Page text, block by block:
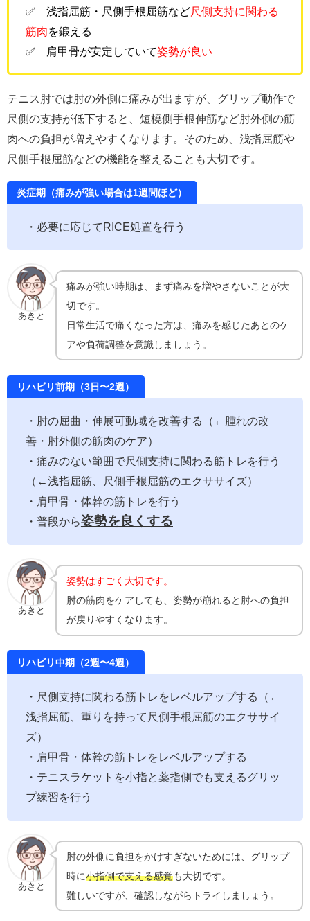
✅ 浅指屈筋・尺側手根屈筋など尺側支持に関わる
筋肉を鍛える
✅ 肩甲骨が安定していて姿勢が良い
テニス肘では肘の外側に痛みが出ますが、グリップ動作で
尺側の支持が低下すると、短橈側手根伸筋など肘外側の筋
肉への負担が増えやすくなります。そのため、浅指屈筋や
尺側手根屈筋などの機能を整えることも大切です。
炎症期（痛みが強い場合は1週間ほど）
・必要に応じてRICE処置を行う
あきと
痛みが強い時期は、まず痛みを増やさないことが大
切です。
日常生活で痛くなった方は、痛みを感じたあとのケ
アや負荷調整を意識しましょう。
リハビリ前期（3日〜2週）
・肘の屈曲・伸展可動域を改善する（←腫れの改
善・肘外側の筋肉のケア）
・痛みのない範囲で尺側支持に関わる筋トレを行う
（←浅指屈筋、尺側手根屈筋のエクササイズ）
・肩甲骨・体幹の筋トレを行う
・普段から姿勢を良くする
あきと
姿勢はすごく大切です。
肘の筋肉をケアしても、姿勢が崩れると肘への負担
が戻りやすくなります。
リハビリ中期（2週〜4週）
・尺側支持に関わる筋トレをレベルアップする（←
浅指屈筋、重りを持って尺側手根屈筋のエクササイ
ズ）
・肩甲骨・体幹の筋トレをレベルアップする
・テニスラケットを小指と薬指側でも支えるグリッ
プ練習を行う
あきと
肘の外側に負担をかけすぎないためには、グリップ
時に小指側で支える感覚も大切です。
難しいですが、確認しながらトライしましょう。